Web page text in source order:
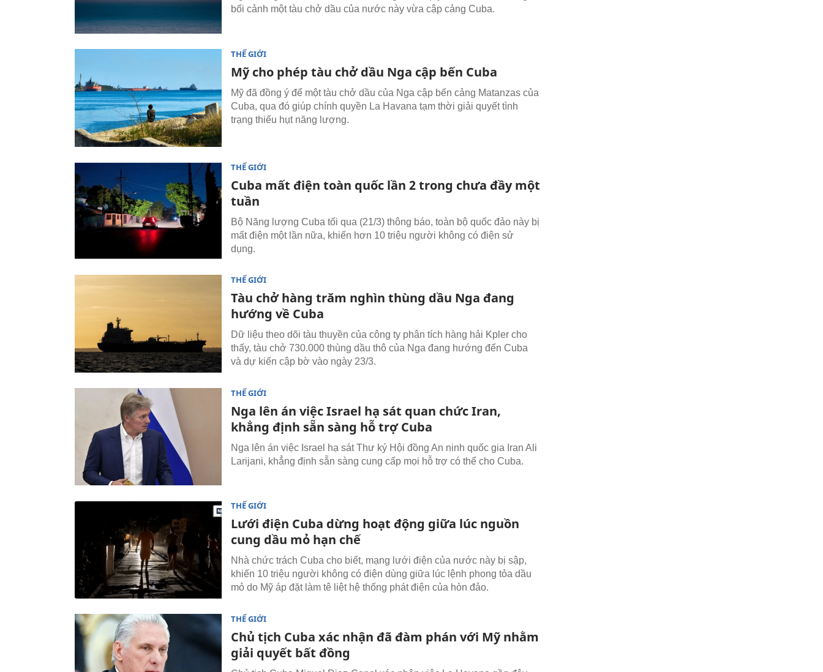
bối cảnh một tàu chở dầu của nước này vừa cập cảng Cuba.
THẾ GIỚI
Mỹ cho phép tàu chở dầu Nga cập bến Cuba
Mỹ đã đồng ý để một tàu chở dầu của Nga cập bến cảng Matanzas của
Cuba, qua đó giúp chính quyền La Havana tạm thời giải quyết tình
trạng thiếu hụt năng lượng.
THẾ GIỚI
Cuba mất điện toàn quốc lần 2 trong chưa đầy một
tuần
Bộ Năng lượng Cuba tối qua (21/3) thông báo, toàn bộ quốc đảo này bị
mất điện một lần nữa, khiến hơn 10 triệu người không có điện sử
dụng.
THẾ GIỚI
Tàu chở hàng trăm nghìn thùng dầu Nga đang
hướng về Cuba
Dữ liệu theo dõi tàu thuyền của công ty phân tích hàng hải Kpler cho
thấy, tàu chở 730.000 thùng dầu thô của Nga đang hướng đến Cuba
và dự kiến cập bờ vào ngày 23/3.
THẾ GIỚI
Nga lên án việc Israel hạ sát quan chức Iran,
khẳng định sẵn sàng hỗ trợ Cuba
Nga lên án việc Israel hạ sát Thư ký Hội đồng An ninh quốc gia Iran Ali
Larijani, khẳng định sẵn sàng cung cấp mọi hỗ trợ có thể cho Cuba.
THẾ GIỚI
Lưới điện Cuba dừng hoạt động giữa lúc nguồn
cung dầu mỏ hạn chế
Nhà chức trách Cuba cho biết, mạng lưới điện của nước này bị sập,
khiến 10 triệu người không có điện dùng giữa lúc lệnh phong tỏa dầu
mỏ do Mỹ áp đặt làm tê liệt hệ thống phát điện của hòn đảo.
THẾ GIỚI
Chủ tịch Cuba xác nhận đã đàm phán với Mỹ nhằm
giải quyết bất đồng